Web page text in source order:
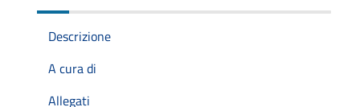
Descrizione
A cura di
Allegati